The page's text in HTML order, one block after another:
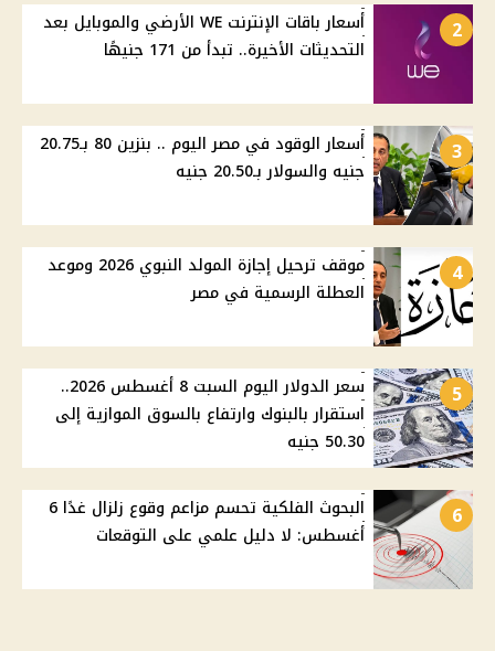
2
أسعار باقات الإنترنت WE الأرضي والموبايل بعد
التحديثات الأخيرة.. تبدأ من 171 جنيهًا
3
أسعار الوقود في مصر اليوم .. بنزين 80 بـ20.75
جنيه والسولار بـ20.50 جنيه
4
موقف ترحيل إجازة المولد النبوي 2026 وموعد
العطلة الرسمية في مصر
5
سعر الدولار اليوم السبت 8 أغسطس 2026..
استقرار بالبنوك وارتفاع بالسوق الموازية إلى
50.30 جنيه
6
البحوث الفلكية تحسم مزاعم وقوع زلزال غدًا 6
أغسطس: لا دليل علمي على التوقعات